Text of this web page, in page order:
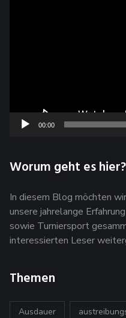
00:00
Worum geht es hier?
In diesem Blog möchten
unsere jahrelange
sowie Turniersport
interessierten Leser
Themen
Ausdauer